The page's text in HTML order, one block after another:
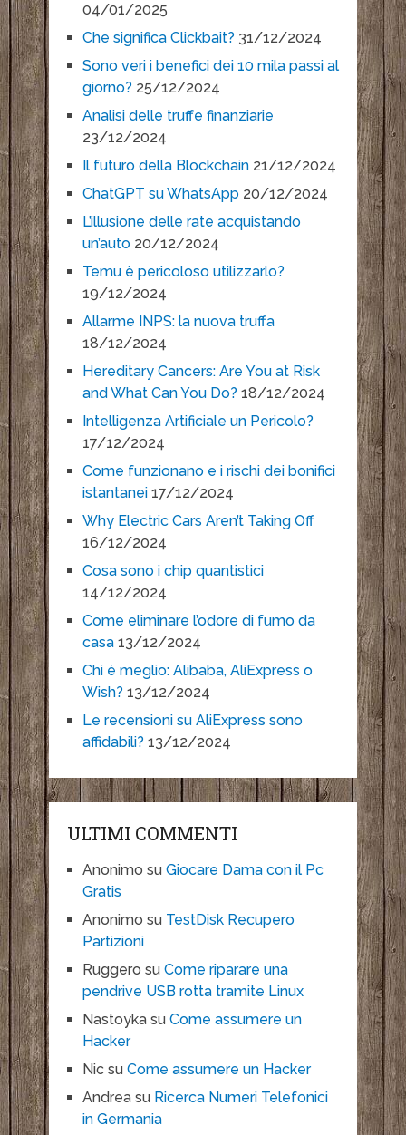
04/01/2025
Che significa Clickbait? 31/12/2024
Sono veri i benefici dei 10 mila passi al
giorno? 25/12/2024
Analisi delle truffe finanziarie
23/12/2024
Il futuro della Blockchain 21/12/2024
ChatGPT su WhatsApp 20/12/2024
L’illusione delle rate acquistando
un’auto 20/12/2024
Temu è pericoloso utilizzarlo?
19/12/2024
Allarme INPS: la nuova truffa
18/12/2024
Hereditary Cancers: Are You at Risk
and What Can You Do? 18/12/2024
Intelligenza Artificiale un Pericolo?
17/12/2024
Come funzionano e i rischi dei bonifici
istantanei 17/12/2024
Why Electric Cars Aren’t Taking Off
16/12/2024
Cosa sono i chip quantistici
14/12/2024
Come eliminare l’odore di fumo da
casa 13/12/2024
Chi è meglio: Alibaba, AliExpress o
Wish? 13/12/2024
Le recensioni su AliExpress sono
affidabili? 13/12/2024
ULTIMI COMMENTI
Anonimo su Giocare Dama con il Pc
Gratis
Anonimo su TestDisk Recupero
Partizioni
Ruggero su Come riparare una
pendrive USB rotta tramite Linux
Nastoykasu Come assumere un
Hacker
Nicsu Come assumere un Hacker
Andreasu Ricerca Numeri Telefonici
in Germania